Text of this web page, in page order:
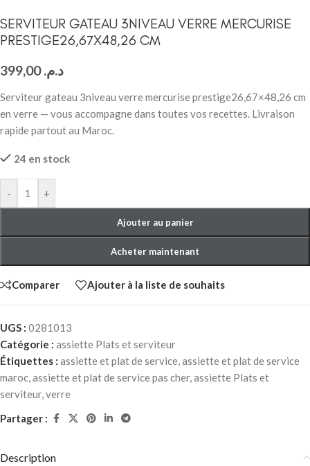
SERVITEUR GATEAU 3NIVEAU VERRE MERCURISE
PRESTIGE26,67X48,26 CM
د.م.399,00
Serviteur gateau 3niveau verre mercurise prestige26,67×48,26 cm
en verre — vous accompagne dans toutes vos recettes. Livraison
rapide partout au Maroc.
24 en stock
- +
Ajouter au panier
Acheter maintenant
Comparer Ajouter à la liste de souhaits
UGS : 0281013
Catégorie : assiette Plats et serviteur
Étiquettes : assiette et plat de service,assiette et plat de service
maroc,assiette et plat de service pas cher,assiette Plats et
serviteur,verre
Partager :
Description